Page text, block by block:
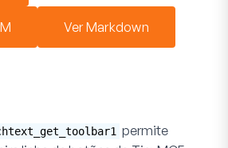
Ver Markdown
permite